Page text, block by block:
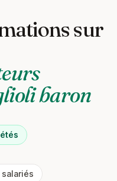
sur
baron